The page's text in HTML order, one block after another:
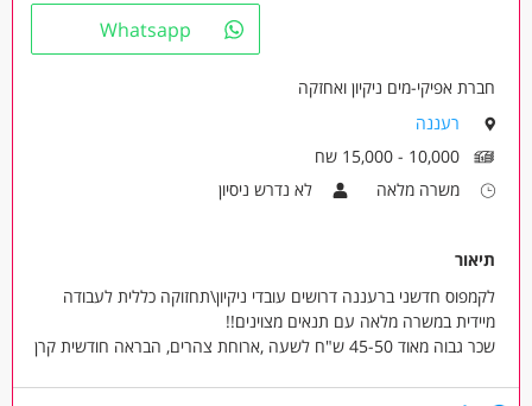
Whatsapp
חברת אפיקי-מים ניקיון ואחזקה
רעננה
10,000 - 15,000 שח
משרה מלאה
לא נדרש ניסיון
תיאור
לקמפוס חדשני ברעננה דרושים עובדי ניקיון\תחזוקה כללית לעבודה
מיידית במשרה מלאה עם תנאים מצוינים!!
שכר גבוה מאוד 45-50 ש"ח לשעה ,ארוחת צהרים, הבראה חודשית קרן
עבודה לטווח ארוך!!! בונוס חודשי למתמידים!!